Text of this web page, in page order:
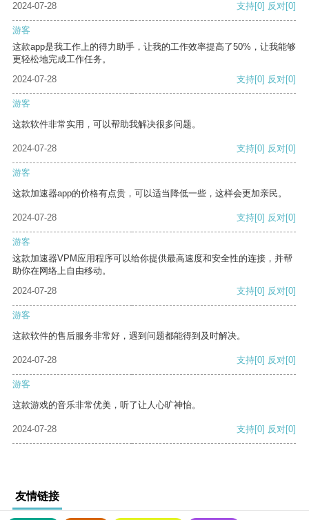
2024-07-28
支持[0] 反对[0]
游客
这款app是我工作上的得力助手，让我的工作效率提高了50%，让我能够
更轻松地完成工作任务。
2024-07-28
支持[0] 反对[0]
游客
这款软件非常实用，可以帮助我解决很多问题。
2024-07-28 支持[0] 反对[0]
游客
这款加速器app的价格有点贵，可以适当降低一些，这样会更加亲民。
2024-07-28 支持[0] 反对[0]
游客
这款加速器VPM应用程序可以给你提供最高速度和安全性的连接，并帮
助你在网络上自由移动。
2024-07-28
支持[0] 反对[0]
游客
这款软件的售后服务非常好，遇到问题都能得到及时解决。
2024-07-28 支持[0] 反对[0]
游客
这款游戏的音乐非常优美，听了让人心旷神怡。
2024-07-28 支持[0] 反对[0]
友情链接